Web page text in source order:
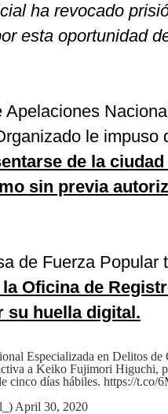
ha revocado
esta oportunidad
le impuso
de la ciudad
sin previa
de Fuerza Popular
Oficina de
su huella digital.
Especializada en Delitos
a Keiko Fujimori Higuchi,
cinco días hábiles. https://t.co/
April 30, 2020